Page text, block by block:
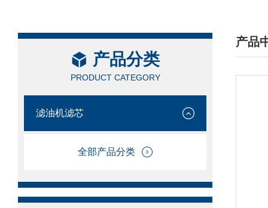
产品分类
PRODUCT CATEGORY
滤油机滤芯
全部产品分类
产品
/